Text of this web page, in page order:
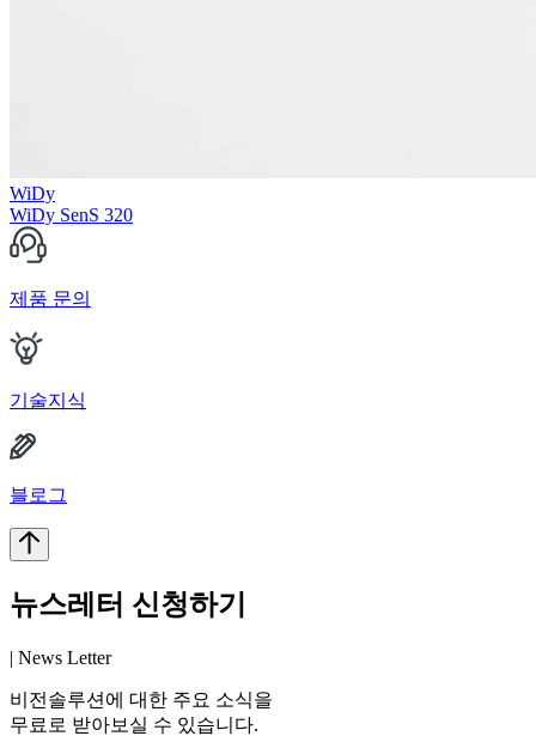
WiDy
WiDy SenS 320
제품 문의
기술지식
블로그
뉴스레터 신청하기
| News Letter
비전솔루션에 대한 주요 소식을
무료로 받아보실 수 있습니다.